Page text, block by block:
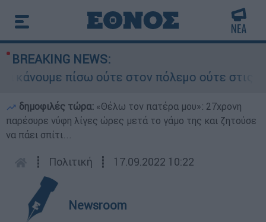
BREAKING NEWS:
πίσω ούτε στον πόλεμο ούτε στις
δημοφιλές τώρα: «Θέλω τον πατέρα μου»: 27χρονη
παρέσυρε νύφη λίγες ώρες μετά το γάμο της και ζητούσε
να πάει σπίτι...
┋ Πολιτική ┋ 17.09.2022 10:22
Newsroom